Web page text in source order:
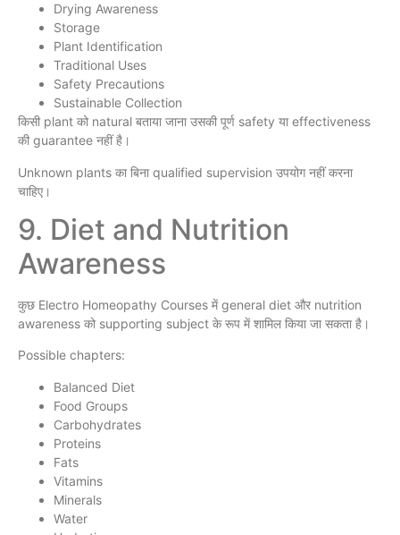
Drying Awareness
Storage
Plant Identification
Traditional Uses
Safety Precautions
Sustainable Collection
किसी plant को natural बताया जाना उसकी पूर्ण safety या effectiveness
की guarantee नहीं है।
Unknown plants का बिना qualified supervision उपयोग नहीं करना
चाहिए।
9. Diet and Nutrition
Awareness
कुछ Electro Homeopathy Courses में general diet और nutrition
awareness को supporting subject के रूप में शामिल किया जा सकता है।
Possible chapters:
Balanced Diet
Food Groups
Carbohydrates
Proteins
Fats
Vitamins
Minerals
Water